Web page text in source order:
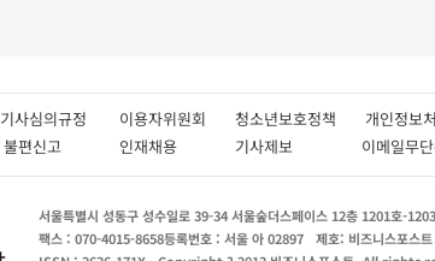
기사심의규정 이용자위원회 청소년보호정책 개인정
불편신고 인재채용 기사제보 이메일무
서울특별시 성동구 성수일로 39-34 서울숲더스페이스 12층 1201호-
팩스 : 070-4015-8658등록번호 : 서울 아 02897 제호: 비즈니스포스트